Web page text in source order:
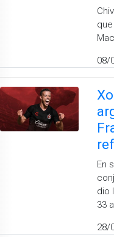
08/
En
dio
33
28/